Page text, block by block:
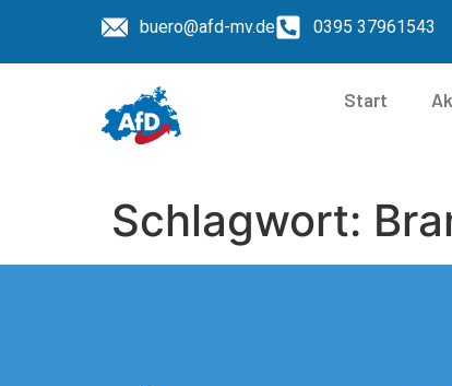
buero@afd-mv.de 0395 37961543
Start
Schlagwort: